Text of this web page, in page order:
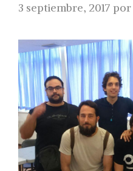
3 septiembre, 2017 por